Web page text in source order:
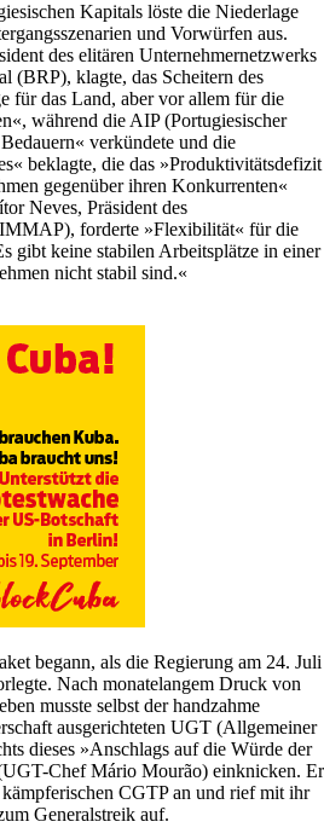
Kapitals löste die Niederlage
und Vorwürfen aus.
des elitären Unternehmernetzwerks
(BRP), klagte, das Scheitern des
für das Land, aber vor allem für die
während die AIP (Portugiesischer
verkündete und die
beklagte, die das »Produktivitätsdefizit
gegenüber ihren Konkurrenten«
Neves, Präsident des
forderte »Flexibilität« für die
gibt keine stabilen Arbeitsplätze in einer
nicht stabil sind.«
begann, als die Regierung am 24. Juli
Nach monatelangem Druck von
musste selbst der handzahme
ausgerichteten UGT (Allgemeiner
dieses »Anschlags auf die Würde der
Chef Mário Mourão) einknicken. Er
CGTP an und rief mit ihr
Generalstreik auf.